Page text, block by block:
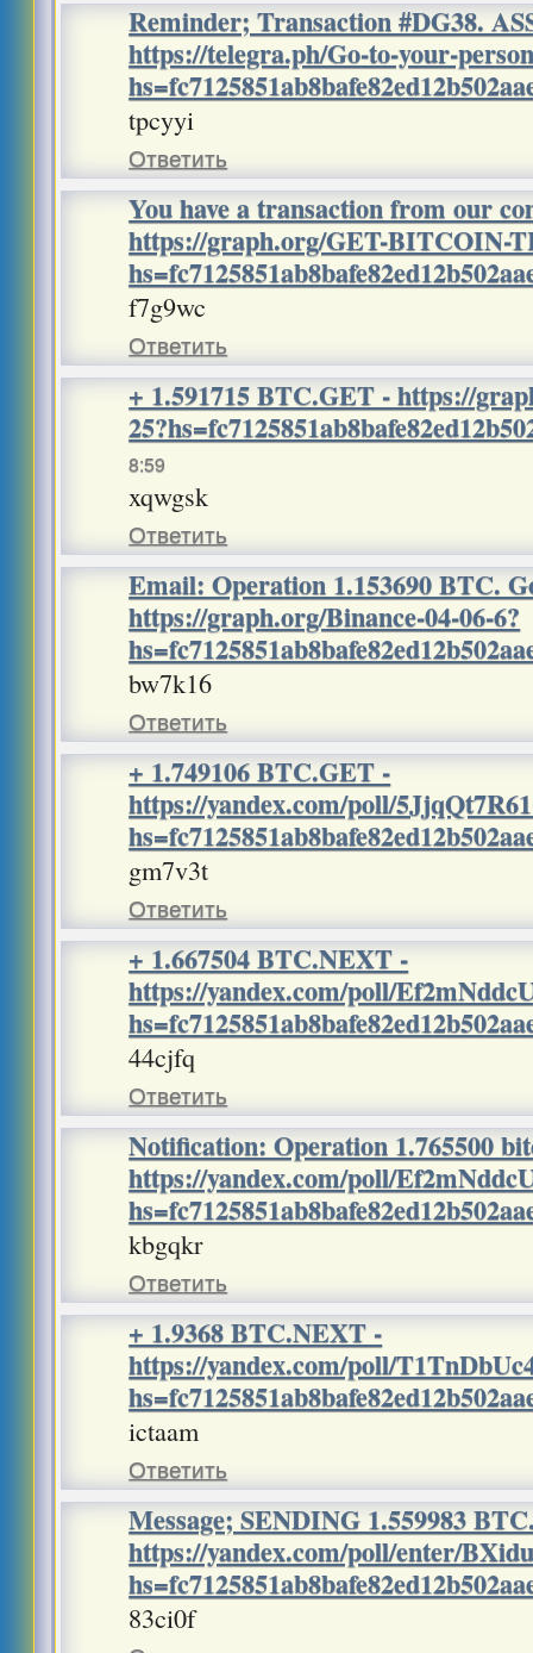
Reminder; Transaction #DG38.
https://telegra.ph/Go-to-your-
tpcyyi
Ответить
You have a transaction from our
https://graph.org/GET-BITCOIN-
f7g9wc
Ответить
+ 1.591715 BTC.GET - https://
8:59
xqwgsk
Ответить
Email: Operation 1.153690 BTC.
https://graph.org/Binance-04-06-6?
bw7k16
Ответить
+ 1.749106 BTC.GET -
https://yandex.com/poll/
gm7v3t
Ответить
+ 1.667504 BTC.NEXT -
https://yandex.com/poll/
44cjfq
Ответить
Notification: Operation 1.765500
https://yandex.com/poll/
kbgqkr
Ответить
+ 1.9368 BTC.NEXT -
https://yandex.com/poll/
ictaam
Ответить
Message; SENDING 1.559983
https://yandex.com/poll/enter/
83ci0f